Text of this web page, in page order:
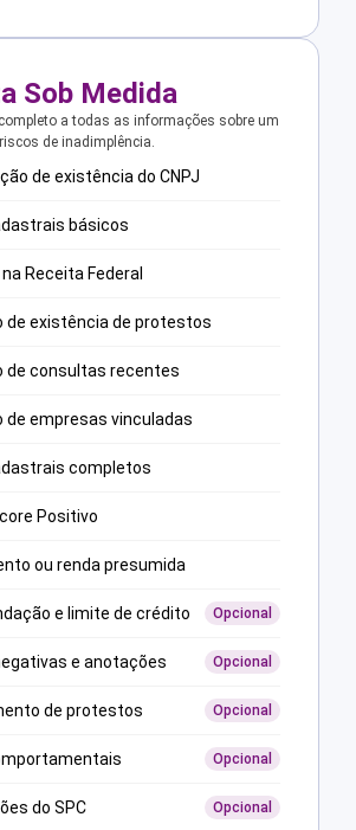
Sob Medida
a todas as informações sobre um
de inadimplência.
de existência do CNPJ
básicos
Receita Federal
de existência de protestos
de consultas recentes
de empresas vinculadas
completos
Positivo
ou renda presumida
e limite de crédito Opcional
e anotações Opcional
de protestos Opcional
Opcional
do SPC Opcional